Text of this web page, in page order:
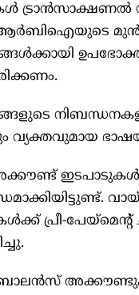
ട്രാൻസാക്ഷണൽ
വ്യക്തവുമായ
പ്രീ-